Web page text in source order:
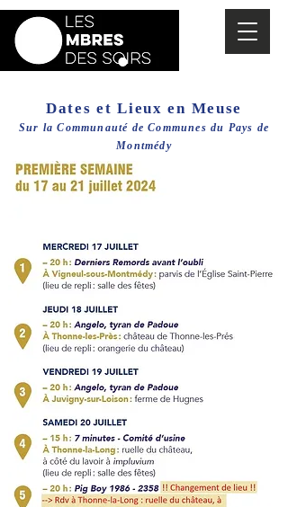
Dates et Lieux en Meuse
Sur la Communauté de Communes du Pays de
Montmédy